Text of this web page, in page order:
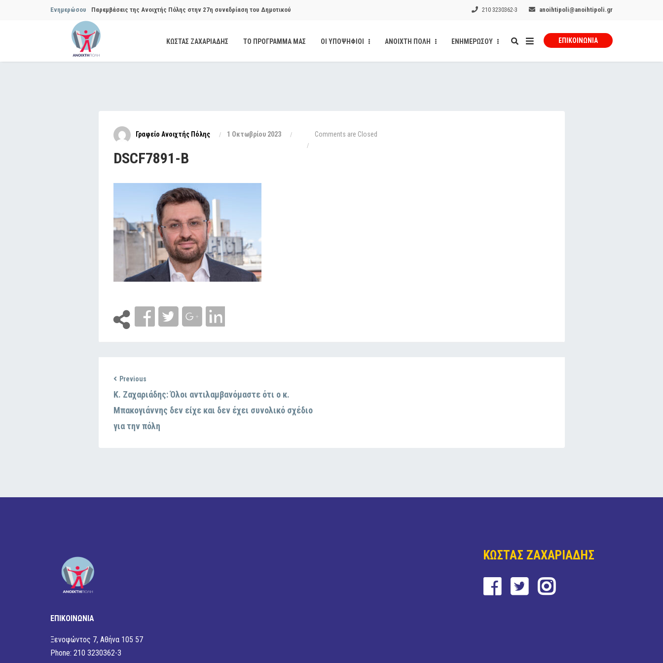
Ενημερώσου Παρεμβάσεις της Ανοιχτής Πόλης στην 27η συνεδρίαση του Δημοτικού
Συμβουλίου του Δήμου…
Παρεμβάσεις της Ανοιχτής Πόλης στην 29η συνεδρίαση του Δημοτικού
Θεσμική θωράκιση των εγκύων αιρετών μετά από την παρέμβαση της Ανοιχτής
210 3230362-3 anoihtipoli@anoihtipoli.gr
ΚΩΣΤΑΣ ΖΑΧΑΡΙΑΔΗΣ ΤΟ ΠΡΟΓΡΑΜΜΑ ΜΑΣ ΟΙ ΥΠΟΨΗΦΙΟΙ ΑΝΟΙΧΤΗ ΠΟΛΗ ΕΝΗΜΕΡΩΣΟΥ ΕΠΙΚΟΙΝΩΝΊΑ
Γραφείο Ανοιχτής Πόλης 1 Οκτωβρίου 2023 Comments are Closed
DSCF7891-B
Previous
K. Ζαχαριάδης: Όλοι αντιλαμβανόμαστε ότι ο κ.
Μπακογιάννης δεν είχε και δεν έχει συνολικό σχέδιο
για την πόλη
ΕΠΙΚΟΙΝΩΝΙΑ
Ξενοφώντος 7, Αθήνα 105 57
Phone: 210 3230362-3
ΚΩΣΤΑΣ ΖΑΧΑΡΙΑΔΗΣ